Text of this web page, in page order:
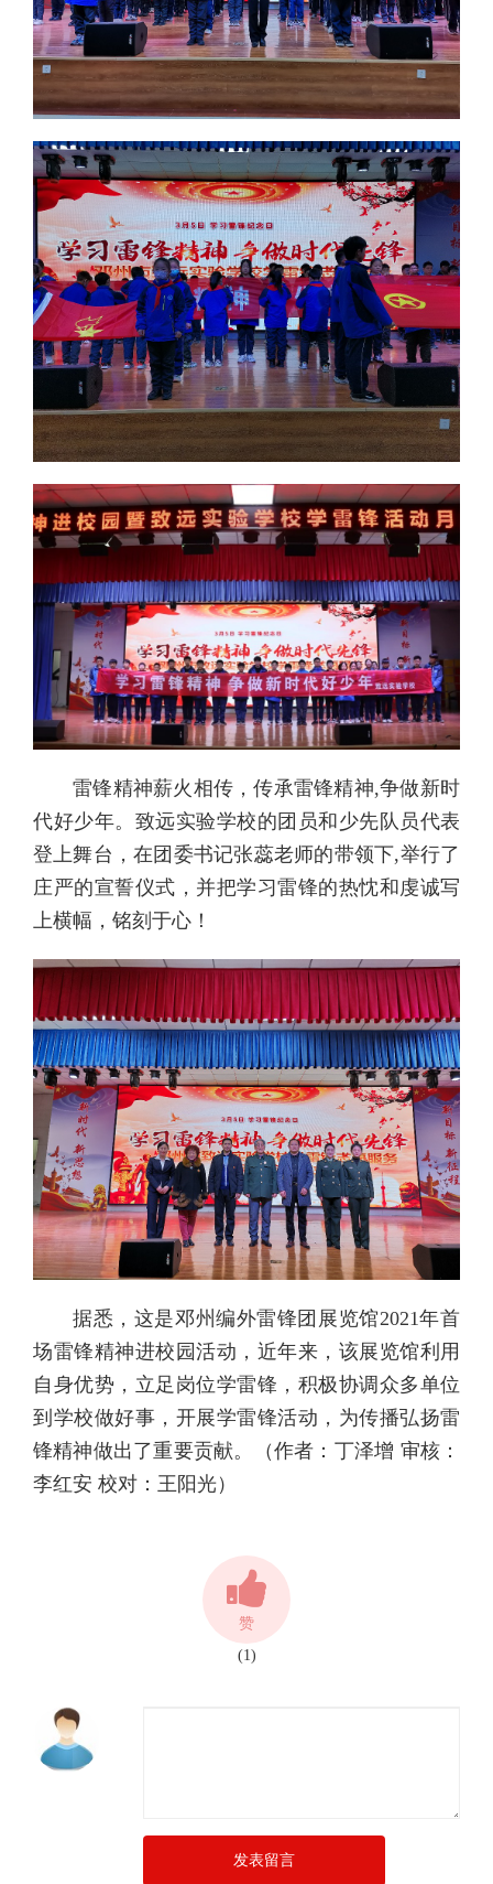
雷锋精神薪火相传，传承雷锋精神,争做新时
代好少年。致远实验学校的团员和少先队员代表
登上舞台，在团委书记张蕊老师的带领下,举行了
庄严的宣誓仪式，并把学习雷锋的热忱和虔诚写
上横幅，铭刻于心！
据悉，这是邓州编外雷锋团展览馆2021年首
场雷锋精神进校园活动，近年来，该展览馆利用
自身优势，立足岗位学雷锋，积极协调众多单位
到学校做好事，开展学雷锋活动，为传播弘扬雷
锋精神做出了重要贡献。（作者：丁泽增 审核：
李红安 校对：王阳光）
赞
(1)